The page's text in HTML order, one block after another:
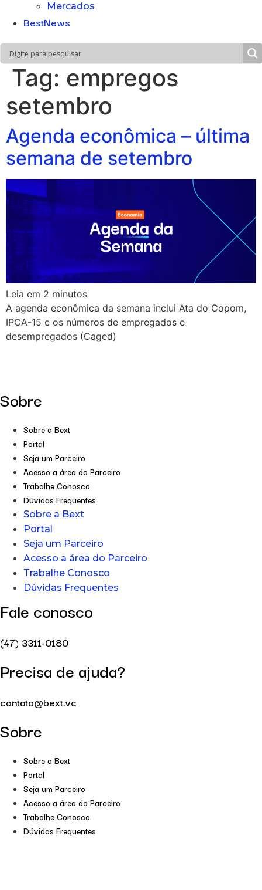
Mercados
BestNews
Tag: empregos
setembro
Agenda econômica – última
semana de setembro
Leia em 2 minutos
A agenda econômica da semana inclui Ata do Copom,
IPCA-15 e os números de empregados e
desempregados (Caged)
Sobre
Sobre a Bext
Portal
Seja um Parceiro
Acesso a área do Parceiro
Trabalhe Conosco
Dúvidas Frequentes
Sobre a Bext
Portal
Seja um Parceiro
Acesso a área do Parceiro
Trabalhe Conosco
Dúvidas Frequentes
Fale conosco
(47) 3311-0180
Precisa de ajuda?
contato@bext.vc
Sobre
Sobre a Bext
Portal
Seja um Parceiro
Acesso a área do Parceiro
Trabalhe Conosco
Dúvidas Frequentes